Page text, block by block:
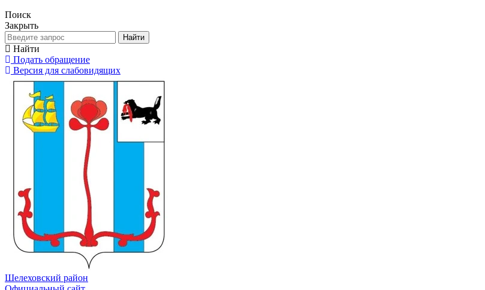
Поиск
Закрыть
Найти
Найти
Подать обращение
Версия для слабовидящих
Шелеховский район